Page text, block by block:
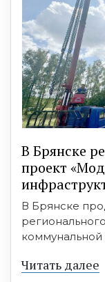
В Брянске
проект
В Брянске
коммунальной
Читать далее